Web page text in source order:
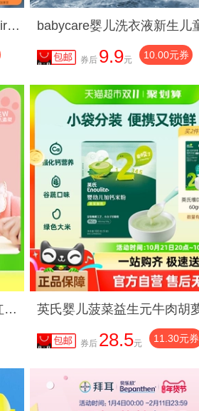
【尾款最后一天】嫚熙反重力Air孕妇哺乳内衣夏季凉感防漏点文胸
券后 9.9元 10.00元券
润本儿童润唇膏小女孩专用口红唇彩保湿滋润补水宝宝防干裂护唇膏
券后 28.5元 11.30元券